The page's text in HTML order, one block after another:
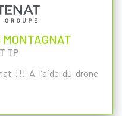
TP
!!! A l’aide du drone